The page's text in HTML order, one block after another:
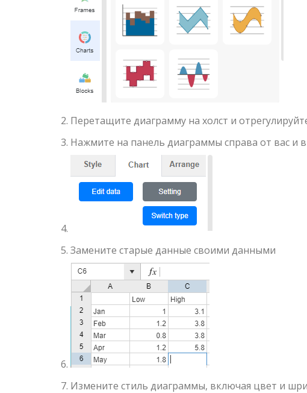
Перетащите диаграмму на холст и
Нажмите на панель диаграммы справа от вас и
Замените старые данные своими данными
Измените стиль диаграммы, включая цвет и